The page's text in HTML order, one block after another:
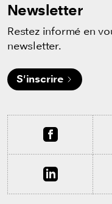
Newsletter
Restez informé en
newsletter.
S'inscrire